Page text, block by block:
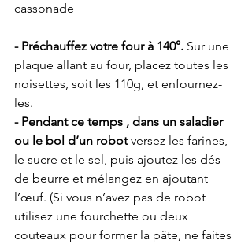
cassonade
- Préchauffez votre four à 140°. Sur une
plaque allant au four, placez toutes les
noisettes, soit les 110g, et enfournez-
les.
- Pendant ce temps , dans un saladier
ou le bol d’un robot versez les farines,
le sucre et le sel, puis ajoutez les dés
de beurre et mélangez en ajoutant
l’œuf. (Si vous n’avez pas de robot
utilisez une fourchette ou deux
couteaux pour former la pâte, ne faites